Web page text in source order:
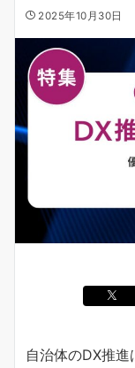
2025年10月30日
自治体のDX推